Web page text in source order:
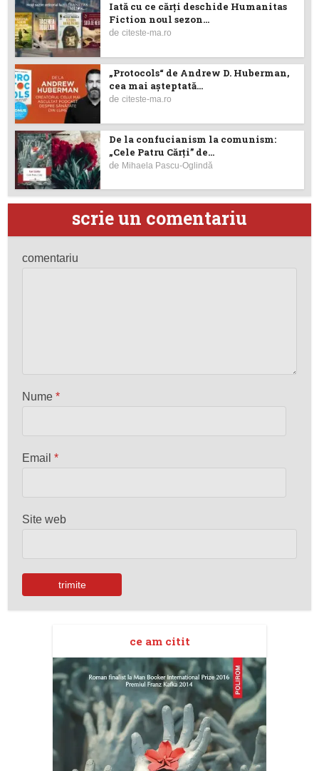
Iată cu ce cărţi deschide Humanitas
Fiction noul sezon...
deciteste-ma.ro
„Protocols“ de Andrew D. Huberman,
cea mai așteptată...
deciteste-ma.ro
De la confucianism la comunism:
„Cele Patru Cărți” de...
de Mihaela Pascu-Oglindă
scrie un comentariu
comentariu
Nume*
Email*
Site web
ce am citit